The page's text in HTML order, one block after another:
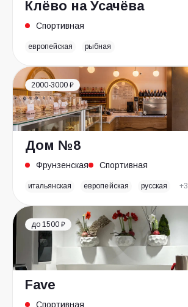
Клёво на Усачёва
Спортивная
европейская рыбная
2000-3000 ₽
Дом №8
Фрунзенская Спортивная
итальянская европейская русская +3
до 1500 ₽
Fave
Спортивная